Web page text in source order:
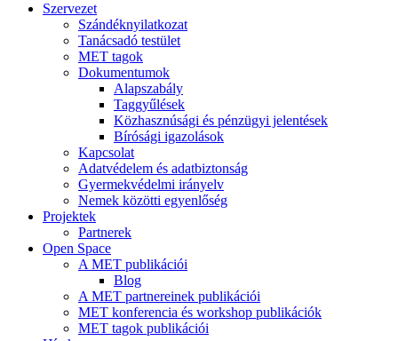
Szervezet
Szándéknyilatkozat
Tanácsadó testület
MET tagok
Dokumentumok
Alapszabály
Taggyűlések
Közhasznúsági és pénzügyi jelentések
Bírósági igazolások
Kapcsolat
Adatvédelem és adatbiztonság
Gyermekvédelmi irányelv
Nemek közötti egyenlőség
Projektek
Partnerek
Open Space
A MET publikációi
Blog
A MET partnereinek publikációi
MET konferencia és workshop publikációk
MET tagok publikációi